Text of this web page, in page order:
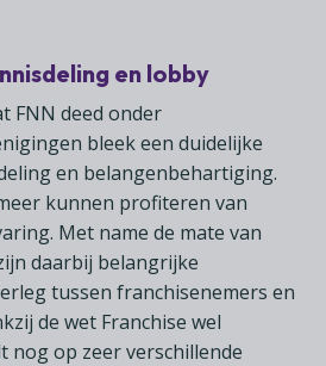
en lobby
FNN deed onder
bleek een duidelijke
en belangenbehartiging.
kunnen profiteren van
Met name de mate van
daarbij belangrijke
tussen franchisenemers en
de wet Franchise wel
nog op zeer verschillende